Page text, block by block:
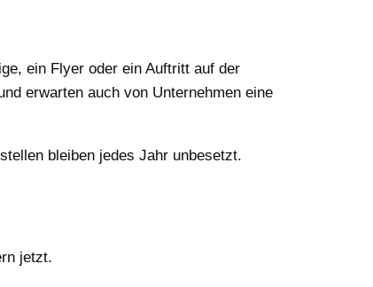
ein Flyer oder ein Auftritt auf der
erwarten auch von Unternehmen eine
bleiben jedes Jahr unbesetzt.
jetzt.